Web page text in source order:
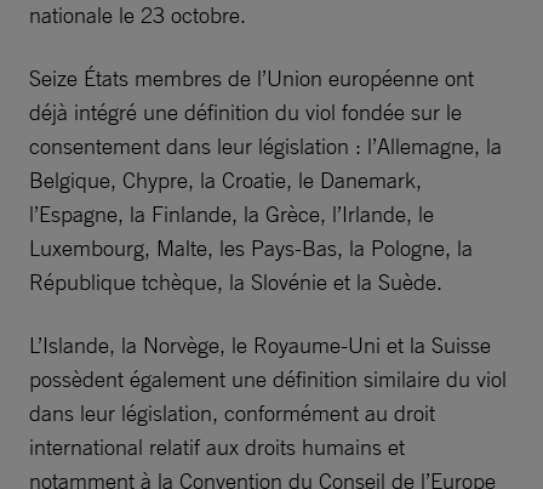
nationale le 23 octobre.
Seize États membres de l’Union européenne ont
déjà intégré une définition du viol fondée sur le
consentement dans leur législation : l’Allemagne, la
Belgique, Chypre, la Croatie, le Danemark,
l’Espagne, la Finlande, la Grèce, l’Irlande, le
Luxembourg, Malte, les Pays-Bas, la Pologne, la
République tchèque, la Slovénie et la Suède.
L’Islande, la Norvège, le Royaume-Uni et la Suisse
possèdent également une définition similaire du viol
dans leur législation, conformément au droit
international relatif aux droits humains et
notamment à la Convention du Conseil de l’Europe